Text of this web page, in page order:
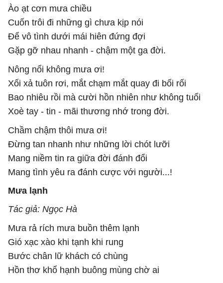
Ào ạt cơn mưa chiều
Cuốn trôi đi những gì chưa kịp nói
Để vô tình dưới mái hiên đứng đợi
Gặp gỡ nhau nhanh - chậm một ga đời.
Nông nổi không mưa ơi!
Xối xả tuôn rơi, mắt chạm mắt quay đi bối rối
Bao nhiêu rồi mà cười hồn nhiên như không tuổi
Xoè tay - tin - mãi thương nhớ trong đời.
Chầm chậm thôi mưa ơi!
Đừng tan nhanh như những lời chót lưỡi
Mang niềm tin ra giữa đời đánh đổi
Mang tình yêu ra đánh cược với người...!
Mưa lạnh
Tác giả: Ngọc Hà
Mưa rả rích mưa buồn thêm lạnh
Gió xạc xào khi tạnh khi rung
Bước chân lữ khách có chùng
Hồn thơ khổ hạnh buông mùng chờ ai